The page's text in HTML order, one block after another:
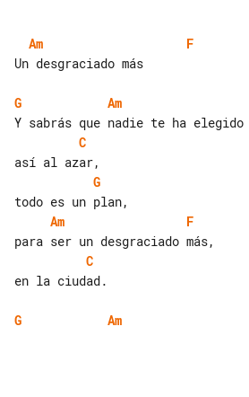
Am
F
Un desgraciado más
G Am
C
G
Am
F
C
en la ciudad.
G Am